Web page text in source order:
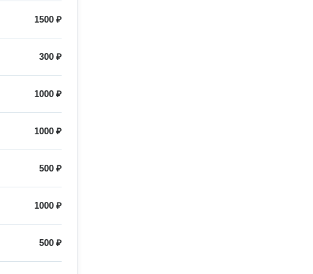
1500 ₽
300 ₽
1000 ₽
1000 ₽
500 ₽
1000 ₽
500 ₽